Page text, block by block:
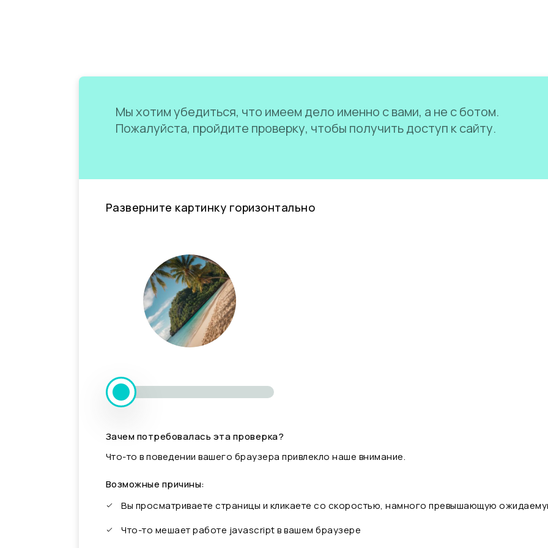
Мы хотим убедиться, что имеем дело именно с вами, а не с ботом.
Пожалуйста, пройдите проверку, чтобы получить доступ к сайту.
Разверните картинку горизонтально
Зачем потребовалась эта проверка?
Что-то в поведении вашего браузера привлекло наше внимание.
Возможные причины:
Вы просматриваете страницы и кликаете со скоростью, намного превышающую
Что-то мешает работе javascript в вашем браузере